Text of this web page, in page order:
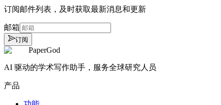
订阅邮件列表，及时获取最新消息和更新
邮箱
订阅
PaperGod
AI 驱动的学术写作助手，服务全球研究人员
产品